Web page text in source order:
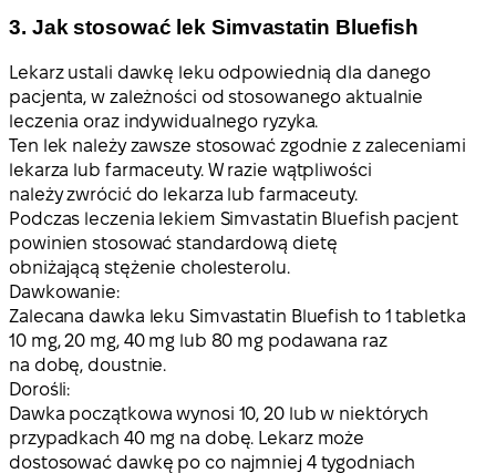
3. Jak stosować lek Simvastatin Bluefish
Lekarz ustali dawkę leku odpowiednią dla danego
pacjenta, w zależności od stosowanego aktualnie
leczenia oraz indywidualnego ryzyka.
Ten lek należy zawsze stosować zgodnie z zaleceniami
lekarza lub farmaceuty. W razie wątpliwości
należy zwrócić do lekarza lub farmaceuty.
Podczas leczenia lekiem Simvastatin Bluefish pacjent
powinien stosować standardową dietę
obniżającą stężenie cholesterolu.
Dawkowanie:
Zalecana dawka leku Simvastatin Bluefish to 1 tabletka
10 mg, 20 mg, 40 mg lub 80 mg podawana raz
na dobę, doustnie.
Dorośli:
Dawka początkowa wynosi 10, 20 lub w niektórych
przypadkach 40 mg na dobę. Lekarz może
dostosować dawkę po co najmniej 4 tygodniach